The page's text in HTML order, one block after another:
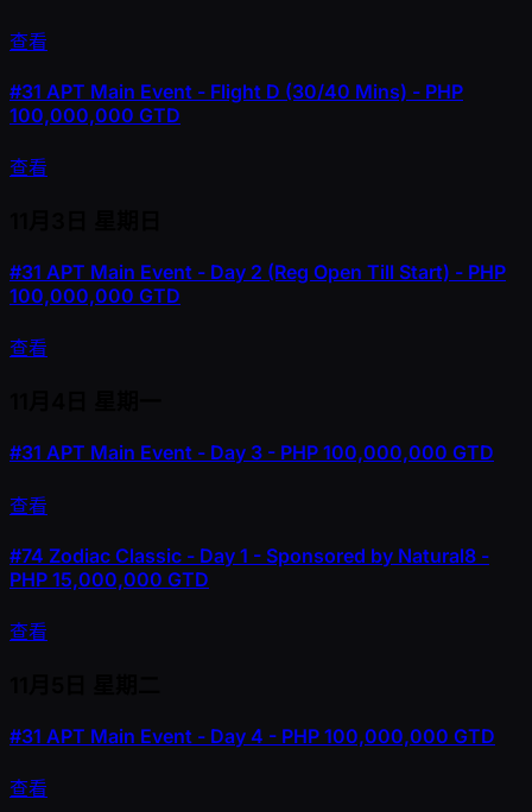
查看
#31 APT Main Event - Flight D (30/40 Mins) - PHP
100,000,000 GTD
查看
#31 APT Main Event - Day 2 (Reg Open Till Start) - PHP
100,000,000 GTD
查看
#31 APT Main Event - Day 3 - PHP 100,000,000 GTD
查看
#74 Zodiac Classic - Day 1 - Sponsored by Natural8 -
PHP 15,000,000 GTD
查看
#31 APT Main Event - Day 4 - PHP 100,000,000 GTD
查看